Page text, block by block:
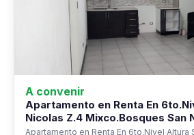
A convenir
Apartamento en Renta En
Nicolas Z.4 Mixco.Bosques San
Apartamento en Renta En 6to.Nivel Altura